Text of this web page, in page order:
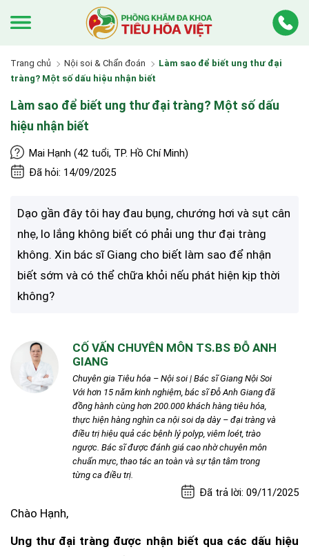
Trang chủ Nội soi & Chẩn đoán
Làm sao để biết ung thư đại
tràng? Một số dấu hiệu nhận biết
Làm sao để biết ung thư đại tràng? Một số dấu
hiệu nhận biết
Mai Hạnh (42 tuổi, TP. Hồ Chí Minh)
Đã hỏi: 14/09/2025
Dạo gần đây tôi hay đau bụng, chướng hơi và sụt cân
nhẹ, lo lắng không biết có phải ung thư đại tràng
không. Xin bác sĩ Giang cho biết làm sao để nhận
biết sớm và có thể chữa khỏi nếu phát hiện kịp thời
không?
CỐ VẤN CHUYÊN MÔN TS.BS ĐỖ ANH
GIANG
Chuyên gia Tiêu hóa – Nội soi | Bác sĩ Giang Nội Soi
Với hơn 15 năm kinh nghiệm, bác sĩ Đỗ Anh Giang đã
đồng hành cùng hơn 200.000 khách hàng tiêu hóa,
thực hiện hàng nghìn ca nội soi dạ dày – đại tràng và
điều trị hiệu quả các bệnh lý polyp, viêm loét, trào
ngược. Bác sĩ được đánh giá cao nhờ chuyên môn
chuẩn mực, thao tác an toàn và sự tận tâm trong
từng ca điều trị.
Đã trả lời: 09/11/2025
Chào Hạnh,
Ung thư đại tràng được nhận biết qua các dấu hiệu